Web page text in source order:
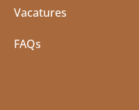
Vacatures
FAQs